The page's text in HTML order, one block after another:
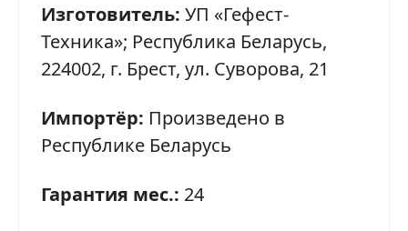
Изготовитель: УП «Гефест-
Техника»; Республика Беларусь,
224002, г. Брест, ул. Суворова, 21
Импортёр: Произведено в
Республике Беларусь
Гарантия мес.: 24